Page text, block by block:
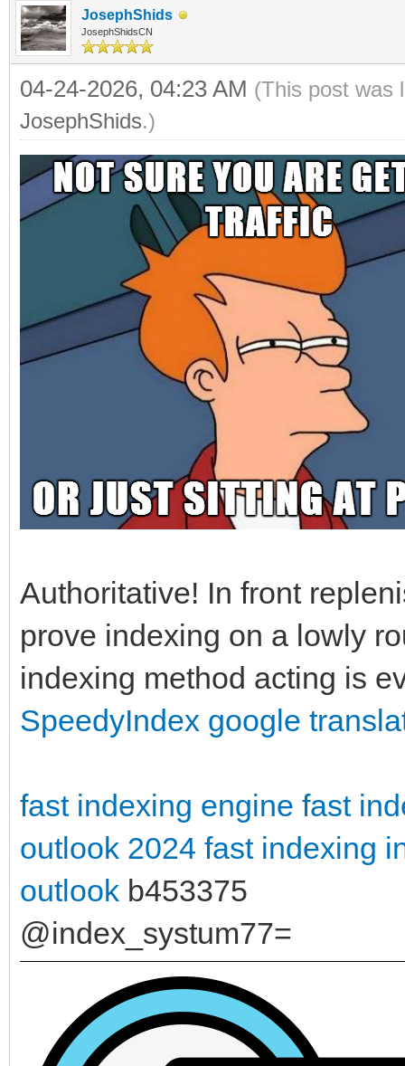
JosephShids
JosephShidsCN
04-24-2026, 04:23 AM (This post was
JosephShids.)
Authoritative! In front
prove indexing on a lowly
indexing method acting is
SpeedyIndex google
fast indexing engine fast
outlook 2024 fast indexing
outlook b453375
@index_systum77=